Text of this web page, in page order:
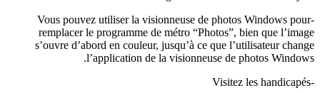
-Vous pouvez utiliser la visionneuse de photos Windows pour
remplacer le programme de métro “Photos”, bien que l’image
s’ouvre d’abord en couleur, jusqu’à ce que l’utilisateur change
l’application de la visionneuse de photos Windows.
-Visitez les handicapés